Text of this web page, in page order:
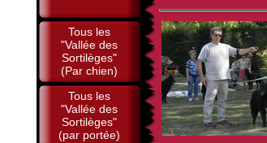
Tous les
"Vallée des
Sortilèges"
(Par chien)
Tous les
"Vallée des
Sortilèges"
(par portée)